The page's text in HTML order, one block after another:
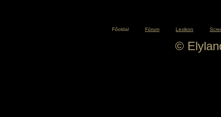
Főoldal Fórum Lexikon
©